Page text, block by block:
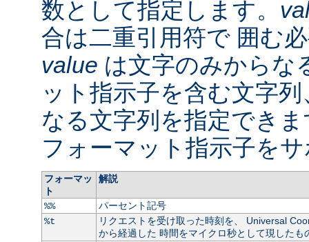
数として指定します。
合は二重引用符で 囲む
value は文字のみからな
ット指示子を含む文字
なる文字列を指定でき
フォーマット指示子を
フォーマッ
ト
解説
%%
パーセント記号
%t
リクエストを受け取った時刻を、 Universal
から経過した 時間をマイクロ秒として現した